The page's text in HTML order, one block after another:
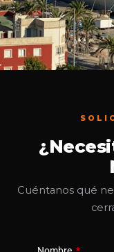
Cuéntanos qué